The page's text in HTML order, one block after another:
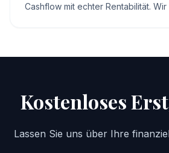
Cashflow mit echter Rentabilität.
Kostenloses
Lassen Sie uns über Ihre